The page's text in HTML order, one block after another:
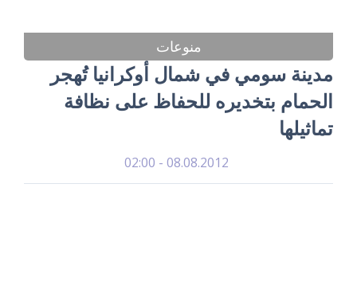
منوعات
مدينة سومي في شمال أوكرانيا تُهجر
الحمام بتخديره للحفاظ على نظافة
تماثيلها
08.08.2012 - 02:00